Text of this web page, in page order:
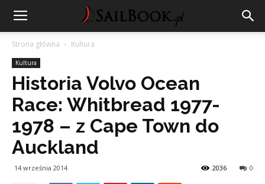
Strona główna Kultura
Kultura
Historia Volvo Ocean
Race: Whitbread 1977-
1978 – z Cape Town do
Auckland
14 września 2014 0
2036